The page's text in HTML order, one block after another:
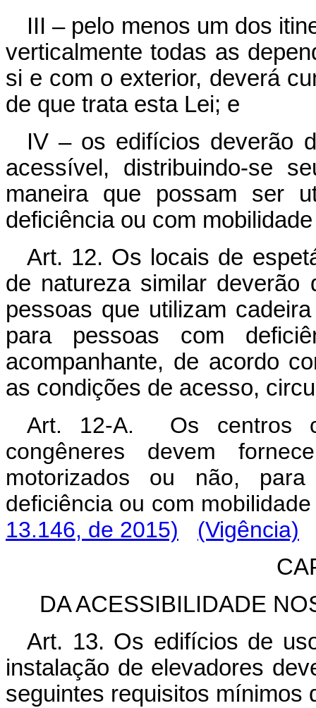
III – pelo menos um dos
verticalmente todas as
si e com o exterior, deverá
de que trata esta Lei; e
IV – os edifícios deverão
acessível, distribuindo-se
maneira que possam ser
deficiência ou com
Art. 12. Os locais de
de natureza similar deverão
pessoas que utilizam
para pessoas com
acompanhante, de acordo
as condições de acesso,
Art. 12-A. Os centros
congêneres devem
motorizados ou não,
deficiência ou com
13.146, de 2015)
(Vigência)
DA ACESSIBILIDADE
Art. 13. Os edifícios de
instalação de elevadores
seguintes requisitos mínimos